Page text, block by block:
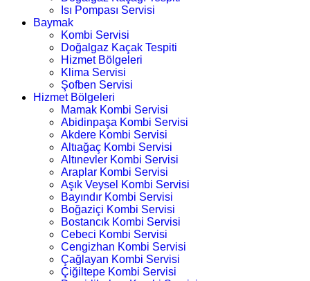
Isı Pompası Servisi
Baymak
Kombi Servisi
Doğalgaz Kaçak Tespiti
Hizmet Bölgeleri
Klima Servisi
Şofben Servisi
Hizmet Bölgeleri
Mamak Kombi Servisi
Abidinpaşa Kombi Servisi
Akdere Kombi Servisi
Altıağaç Kombi Servisi
Altınevler Kombi Servisi
Araplar Kombi Servisi
Aşık Veysel Kombi Servisi
Bayındır Kombi Servisi
Boğaziçi Kombi Servisi
Bostancık Kombi Servisi
Cebeci Kombi Servisi
Cengizhan Kombi Servisi
Çağlayan Kombi Servisi
Çiğiltepe Kombi Servisi